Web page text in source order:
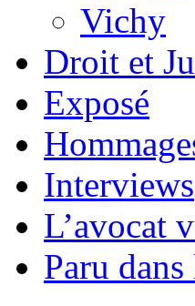
Vichy
Droit et
Exposé
Interviews
L’avocat
Paru dans